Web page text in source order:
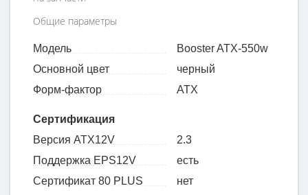
Общие параметры
Модель
Booster ATX-550w
Основной цвет
черный
Форм-фактор
ATX
Сертификация
Версия ATX12V
2.3
Поддержка EPS12V
есть
Сертификат 80 PLUS
нет